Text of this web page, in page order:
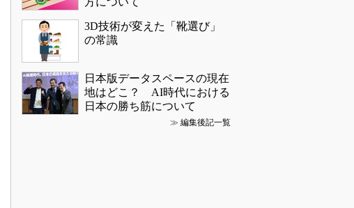
3D技術が変えた「靴選び」
の常識
日本版データスペースの現在
地はどこ？ AI時代における
日本の勝ち筋について
≫ 編集後記一覧